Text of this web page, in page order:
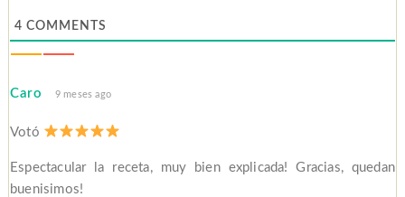
4 COMMENTS
Caro 9 meses ago
Votó
Espectacular la receta, muy bien explicada! Gracias, quedan
buenisimos!